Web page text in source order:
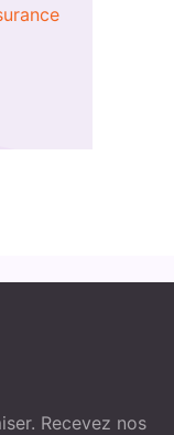
Recevez nos